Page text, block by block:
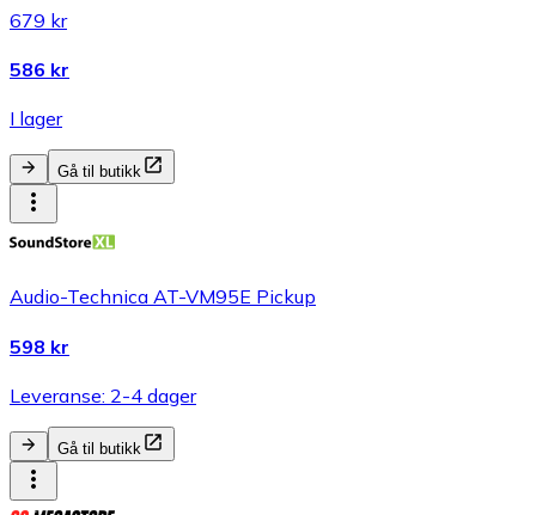
679 kr
586 kr
I lager
Gå til butikk
Audio-Technica AT-VM95E Pickup
598 kr
Leveranse: 2-4 dager
Gå til butikk